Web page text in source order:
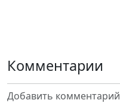
Комментарии
Добавить комментарий